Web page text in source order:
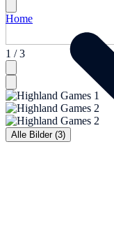
1 / 3
Alle Bilder (3)
Home